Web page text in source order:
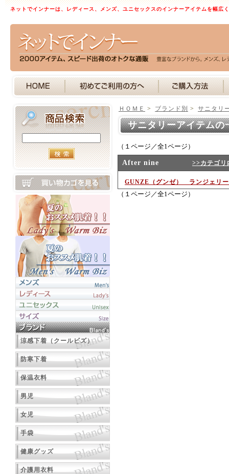
ネットでインナーは、レディース、メンズ、ユニセックスのインナーアイテムを幅広
涼感下着（クールビズ）
防寒下着
保温衣料
男児
女児
手袋
健康グッズ
介護用衣料
ＨＯＭＥ > ブランド別 > サニタリ
サニタリーアイテム
（１ページ／全1ページ）
After nine >>カテゴリ
GUNZE（グンゼ） ランジェリー
（１ページ／全1ページ）